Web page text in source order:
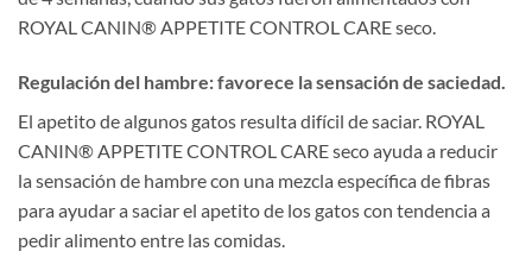
ROYAL CANIN® APPETITE CONTROL CARE seco.
Regulación del hambre: favorece la sensación de saciedad.
El apetito de algunos gatos resulta difícil de saciar. ROYAL
CANIN® APPETITE CONTROL CARE seco ayuda a reducir
la sensación de hambre con una mezcla específica de fibras
para ayudar a saciar el apetito de los gatos con tendencia a
pedir alimento entre las comidas.